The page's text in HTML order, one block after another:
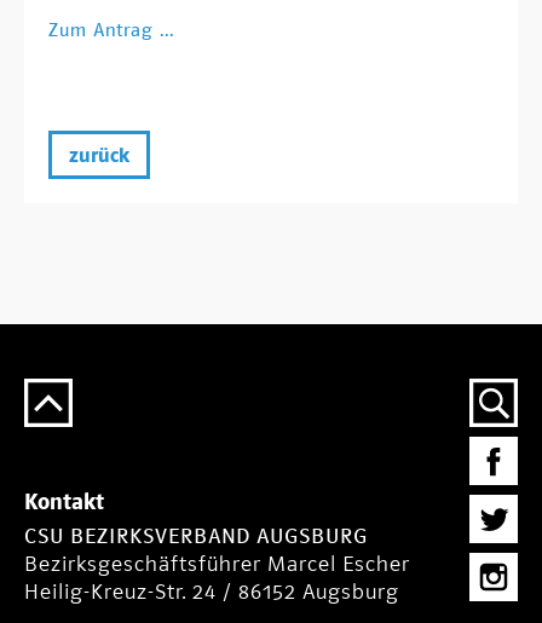
Zum Antrag ...
zurück
Kontakt
CSU BEZIRKSVERBAND AUGSBURG
Bezirksgeschäftsführer Marcel Escher
Heilig-Kreuz-Str. 24 / 86152 Augsburg